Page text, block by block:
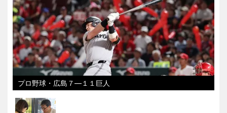
プロ野球・広島７―１１巨人